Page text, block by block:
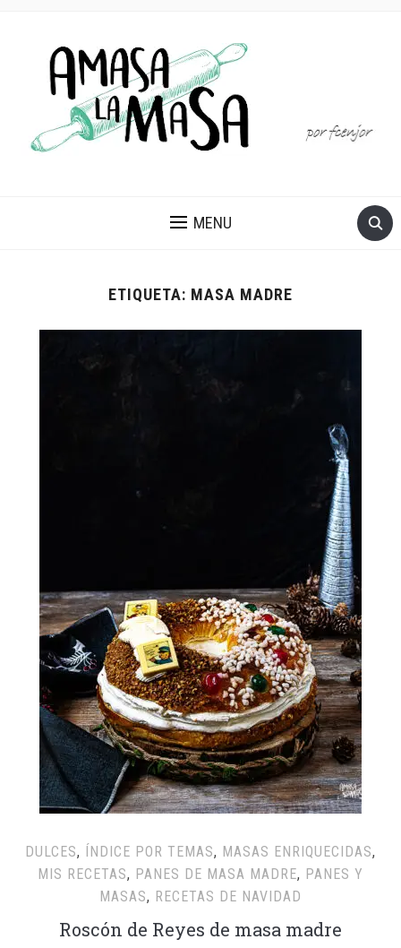
MENU
ETIQUETA: MASA MADRE
DULCES, ÍNDICE POR TEMAS, MASAS ENRIQUECIDAS,
MIS RECETAS, PANES DE MASA MADRE, PANES Y
MASAS, RECETAS DE NAVIDAD
Roscón de Reyes de masa madre